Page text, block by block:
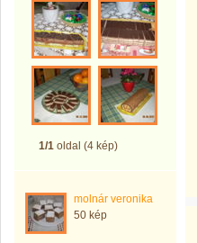
1/1 oldal (4 kép)
molnár veronika
50 kép